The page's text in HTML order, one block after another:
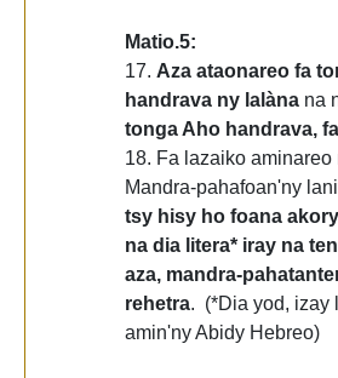
Matio.5:
17. Aza ataonareo fa
handrava ny lalàna na
tonga Aho handrava,
18. Fa lazaiko aminareo
Mandra-pahafoan'ny
tsy hisy ho foana
na dia litera* iray na
aza, mandra-
rehetra. (*Dia yod, izay
amin'ny Abidy Hebreo)